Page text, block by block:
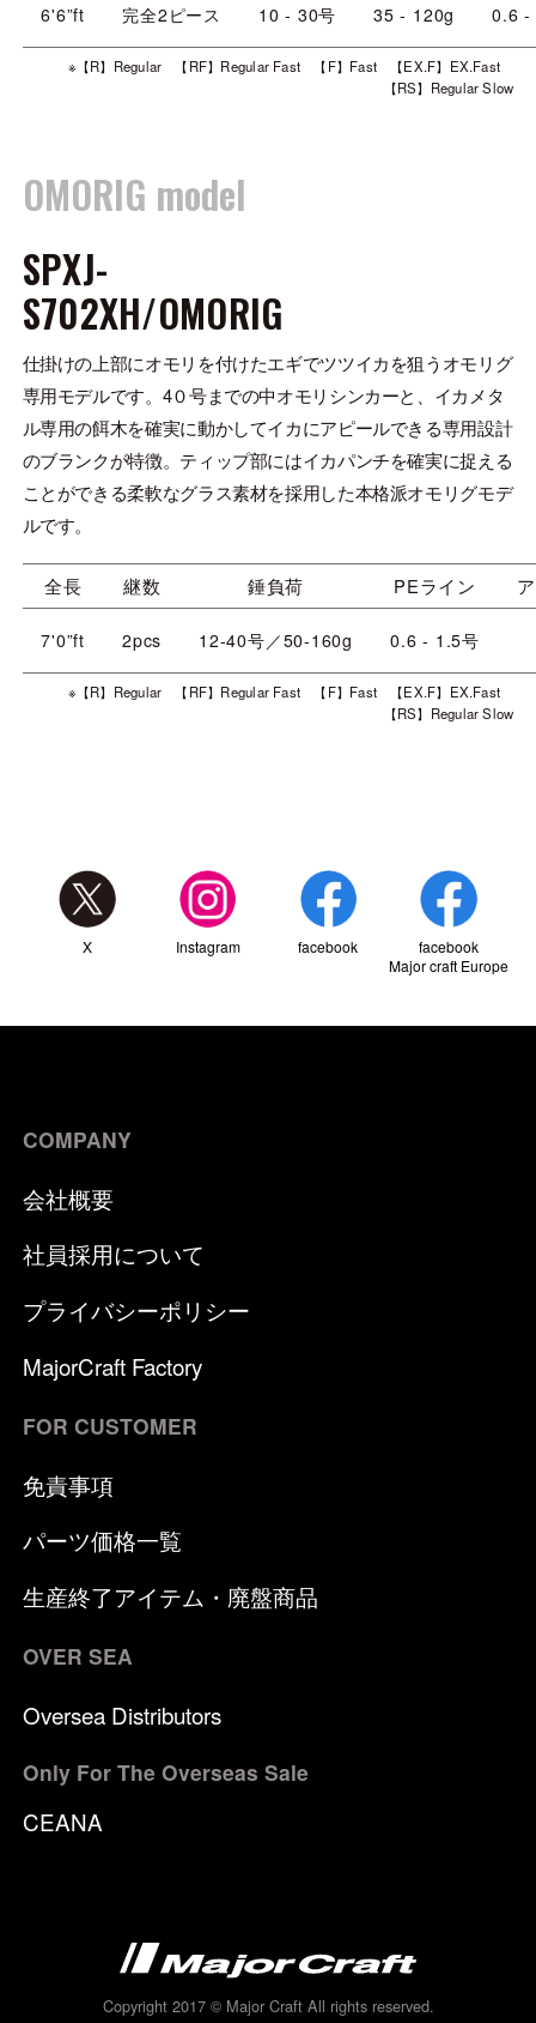
6'6”ft 完全2ピース 10 - 30号 35 - 120g 0.6 -
※【R】Regular 【RF】Regular Fast 【F】Fast 【EX.F】EX.Fast
【RS】Regular Slow
OMORIG model
SPXJ-
S702XH/OMORIG
仕掛けの上部にオモリを付けたエギでツツイカを狙うオモリグ
専用モデルです。4０号までの中オモリシンカーと、イカメタ
ル専用の餌木を確実に動かしてイカにアピールできる専用設計
のブランクが特徴。ティップ部にはイカパンチを確実に捉える
ことができる柔軟なグラス素材を採用した本格派オモリグモデ
ルです。
全長 継数 錘負荷 PEライン
7'0”ft 2pcs 12-40号／50-160g 0.6 - 1.5号
※【R】Regular 【RF】Regular Fast 【F】Fast 【EX.F】EX.Fast
【RS】Regular Slow
X Instagram facebook
facebook
Major craft Europe
COMPANY
会社概要
社員採用について
プライバシーポリシー
MajorCraft Factory
FOR CUSTOMER
免責事項
パーツ価格一覧
生産終了アイテム・廃盤商品
OVER SEA
Oversea Distributors
Only For The Overseas Sale
CEANA
Copyright 2017 © Major Craft All rights reserved.